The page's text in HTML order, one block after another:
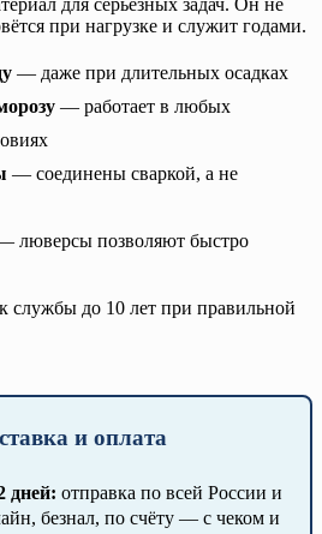
для серьёзных задач. Он не
при нагрузке и служит годами.
— даже при длительных осадках
— работает в любых
— соединены сваркой, а не
люверсы позволяют быстро
службы до 10 лет при правильной
и оплата
дней: отправка по всей России и
безнал, по счёту — с чеком и